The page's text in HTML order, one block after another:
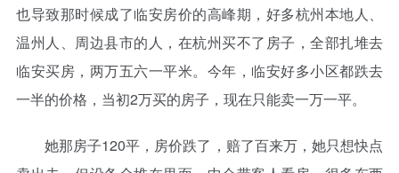
也导致那时候成了临安房价的高峰期，好多杭州本地人、
温州人、周边县市的人，在杭州买不了房子，全部扎堆去
临安买房，两万五六一平米。今年，临安好多小区都跌去
一半的价格，当初2万买的房子，现在只能卖一万一平。
她那房子120平，房价跌了，赔了百来万，她只想快点